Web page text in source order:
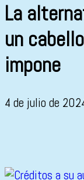
La
un
impone
4 de julio de